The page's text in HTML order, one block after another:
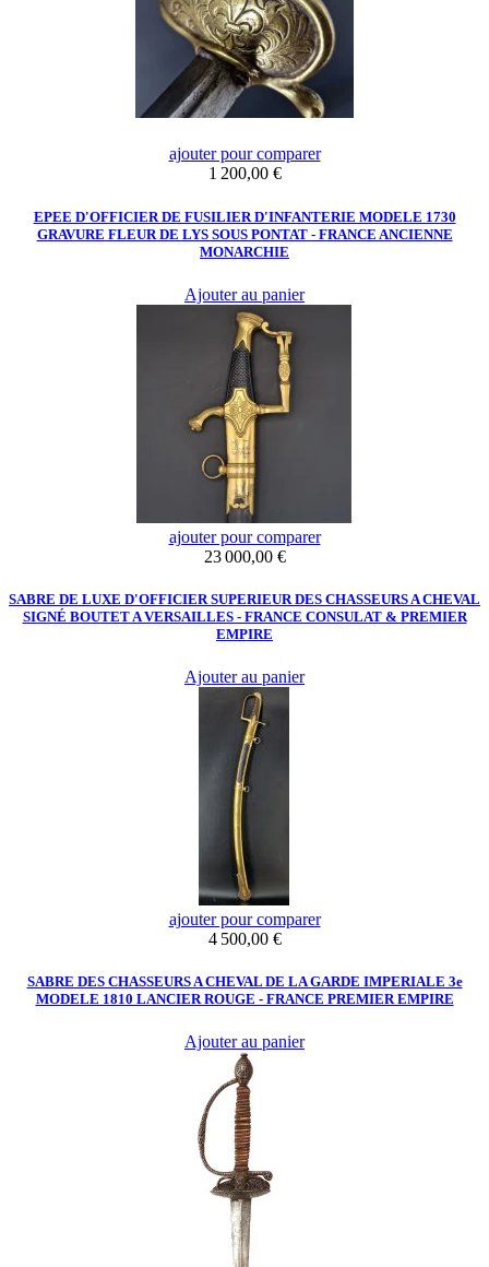
ajouter pour comparer
Prix
1 200,00 €
EPEE D'OFFICIER DE FUSILIER D'INFANTERIE MODELE 1730
GRAVURE FLEUR DE LYS SOUS PONTAT - FRANCE ANCIENNE
MONARCHIE
Ajouter au panier
ajouter pour comparer
Prix
23 000,00 €
SABRE DE LUXE D'OFFICIER SUPERIEUR DES CHASSEURS A CHEVAL
SIGNÉ BOUTET A VERSAILLES - FRANCE CONSULAT & PREMIER
EMPIRE
Ajouter au panier
ajouter pour comparer
Prix
4 500,00 €
SABRE DES CHASSEURS A CHEVAL DE LA GARDE IMPERIALE 3e
MODELE 1810 LANCIER ROUGE - FRANCE PREMIER EMPIRE
Ajouter au panier